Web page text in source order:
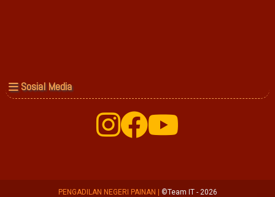
Sosial Media
PENGADILAN NEGERI PAINAN | ©Team IT - 2026